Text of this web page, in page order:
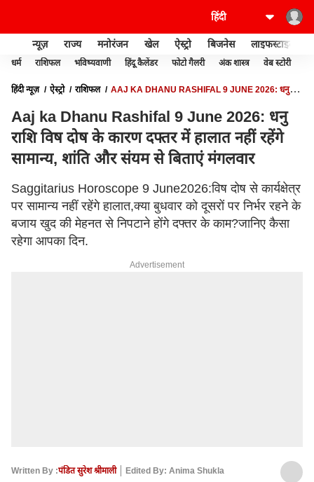
न्यूज़ राज्य मनोरंजन खेल ऐस्ट्रो बिजनेस लाइफस्टाइल
धर्म राशिफल भविष्यवाणी हिंदू कैलेंडर फोटो गैलरी अंक शास्त्र वेब स्टोरी
हिंदी न्यूज़ ऐस्ट्रो राशिफल
AAJ KA DHANU RASHIFAL 9 JUNE 2026: धनु
Aaj ka Dhanu Rashifal 9 June 2026: धनु
राशि विष दोष के कारण दफ्तर में हालात नहीं रहेंगे
सामान्य, शांति और संयम से बिताएं मंगलवार
Saggitarius Horoscope 9 June2026:विष दोष से कार्यक्षेत्र
पर सामान्य नहीं रहेंगे हालात,क्या बुधवार को दूसरों पर निर्भर रहने के
बजाय खुद की मेहनत से निपटाने होंगे दफ्तर के काम?जानिए कैसा
रहेगा आपका दिन.
Advertisement
Written By :पंडित सुरेश श्रीमाली
Edited By: Anima Shukla